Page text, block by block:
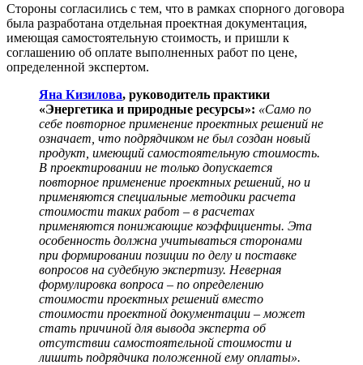
Стороны согласились с тем, что в рамках спорного договора
была разработана отдельная проектная документация,
имеющая самостоятельную стоимость, и пришли к
соглашению об оплате выполненных работ по цене,
определенной экспертом.
Яна Кизилова, руководитель практики
«Энергетика и природные ресурсы»: «Само по
себе повторное применение проектных решений не
означает, что подрядчиком не был создан новый
продукт, имеющий самостоятельную стоимость.
В проектировании не только допускается
повторное применение проектных решений, но и
применяются специальные методики расчета
стоимости таких работ – в расчетах
применяются понижающие коэффициенты. Эта
особенность должна учитываться сторонами
при формировании позиции по делу и поставке
вопросов на судебную экспертизу. Неверная
формулировка вопроса – по определению
стоимости проектных решений вместо
стоимости проектной документации – может
стать причиной для вывода эксперта об
отсутствии самостоятельной стоимости и
лишить подрядчика положенной ему оплаты».